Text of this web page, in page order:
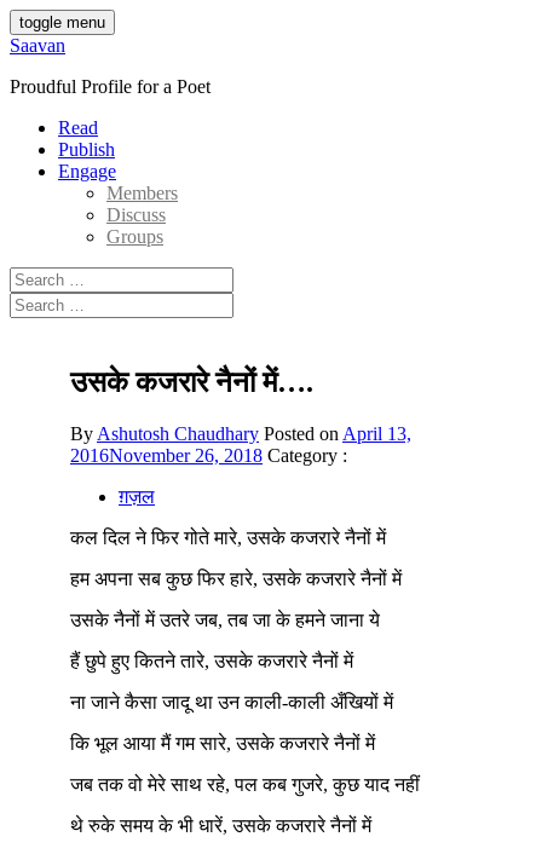
Skip
to
toggle menu
Saavan
Proudful Profile for a Poet
Read
Publish
Engage
Members
Discuss
Groups
Search
for:
Search
for:
उसके कजरारे नैनों में….
By Ashutosh Chaudhary Posted on April 13,
2016November 26, 2018 Category :
ग़ज़ल
कल दिल ने फिर गोते मारे, उसके कजरारे नैनों में
हम अपना सब कुछ फिर हारे, उसके कजरारे नैनों में
उसके नैनों में उतरे जब, तब जा के हमने जाना ये
हैं छुपे हुए कितने तारे, उसके कजरारे नैनों में
ना जाने कैसा जादू था उन काली-काली अँखियों में
कि भूल आया मैं गम सारे, उसके कजरारे नैनों में
जब तक वो मेरे साथ रहे, पल कब गुजरे, कुछ याद नहीं
थे रुके समय के भी धारें, उसके कजरारे नैनों में